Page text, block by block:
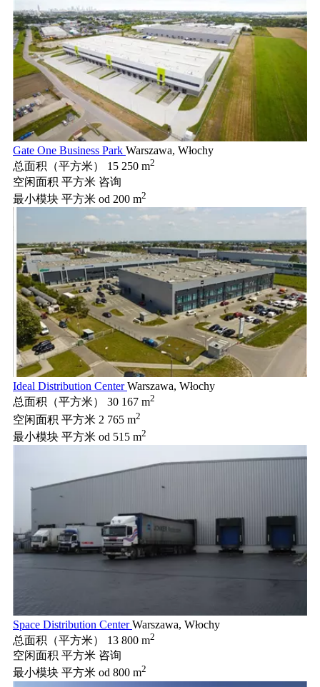
Gate One Business Park Warszawa, Włochy
总面积（平方米）
15 250 m2
空闲面积 平方米 咨询
最小模块 平方米 od 200 m2
Ideal Distribution CenterWarszawa, Włochy
总面积（平方米）
30 167 m2
空闲面积 平方米 2 765 m2
最小模块 平方米 od 515 m2
Space Distribution CenterWarszawa, Włochy
总面积（平方米）
13 800 m2
空闲面积 平方米 咨询
最小模块 平方米 od 800 m2